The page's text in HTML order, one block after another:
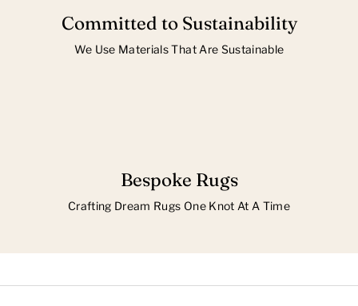
Committed to Sustainability
We Use Materials That Are Sustainable
Bespoke Rugs
Crafting Dream Rugs One Knot At A Time